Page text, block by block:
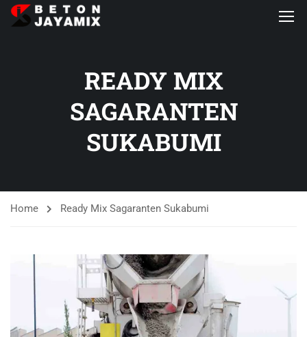
READY MIX
SAGARANTEN
SUKABUMI
Home Ready Mix Sagaranten Sukabumi